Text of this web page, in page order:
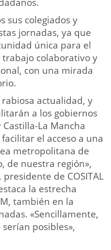
sus colegiados y
jornadas, ya que
única para el
colaborativo y
con una mirada
actualidad, y
a los gobiernos
La Mancha
el acceso a una
metropolitana de
de nuestra región»,
de COSITAL
la estrecha
también en la
«Sencillamente,
posibles»,